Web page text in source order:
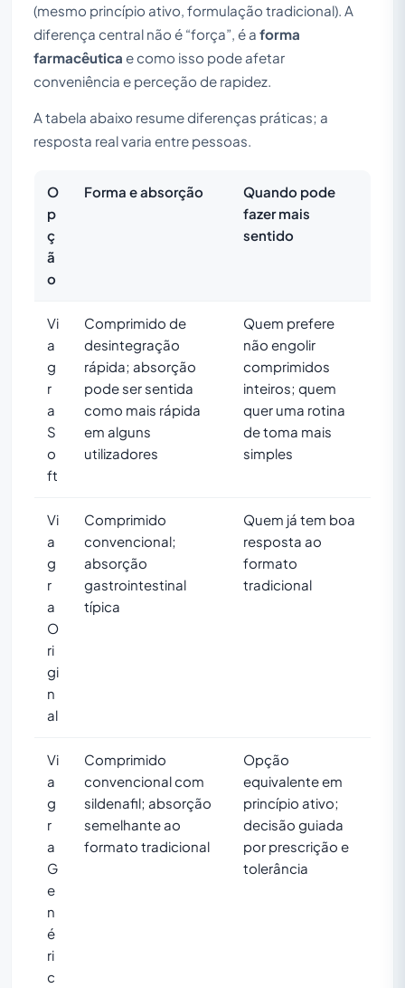
(mesmo princípio ativo, formulação tradicional). A
diferença central não é “força”, é a forma
farmacêutica e como isso pode afetar
conveniência e perceção de rapidez.
A tabela abaixo resume diferenças práticas; a
resposta real varia entre pessoas.
O
p
ç
ã
o
Forma e absorção
Quando pode
fazer mais
sentido
Vi
a
g
r
a
S
o
ft
Comprimido de
desintegração
rápida; absorção
pode ser sentida
como mais rápida
em alguns
utilizadores
Quem prefere
não engolir
comprimidos
inteiros; quem
quer uma rotina
de toma mais
simples
Vi
a
g
r
a
O
ri
gi
n
al
Comprimido
convencional;
absorção
gastrointestinal
típica
Quem já tem boa
resposta ao
formato
tradicional
Vi
a
g
r
a
G
e
n
é
ri
c
Comprimido
convencional com
sildenafil; absorção
semelhante ao
formato tradicional
Opção
equivalente em
princípio ativo;
decisão guiada
por prescrição e
tolerância